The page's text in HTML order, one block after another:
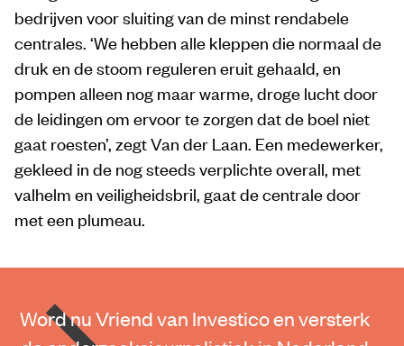
bedrijven voor sluiting van de minst rendabele
centrales. ‘We hebben alle kleppen die normaal de
druk en de stoom reguleren eruit gehaald, en
pompen alleen nog maar warme, droge lucht door
de leidingen om ervoor te zorgen dat de boel niet
gaat roesten’, zegt Van der Laan. Een medewerker,
gekleed in de nog steeds verplichte overall, met
valhelm en veiligheidsbril, gaat de centrale door
met een plumeau.
Word nu Vriend van Investico en versterk